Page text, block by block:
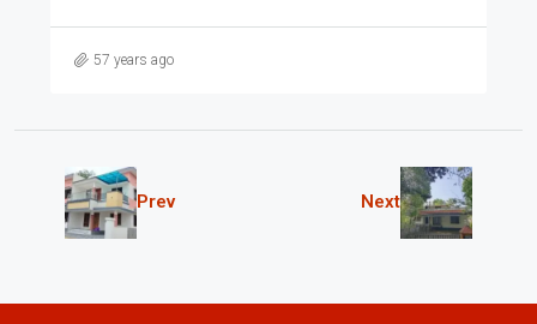
57 years ago
Prev Next